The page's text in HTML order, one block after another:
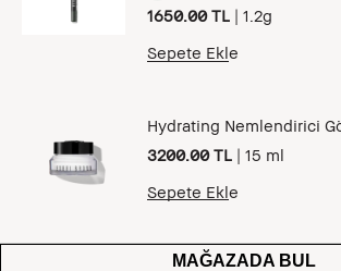
1650.00 TL | 1.2g
Sepete Ekle
Hydrating Nemlendirici
3200.00 TL | 15 ml
Sepete Ekle
MAĞAZADA BUL